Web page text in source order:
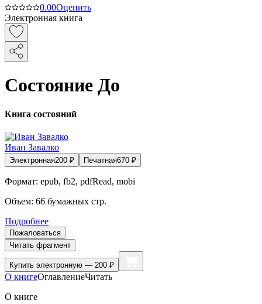
0.00Оценить
Электронная книга
Состояние До
Книга состояний
Иван Завалко
Электронная200 ₽ Печатная670 ₽
Формат: epub, fb2, pdfRead, mobi
Объем: 66 бумажных стр.
Подробнее
Пожаловаться
Читать фрагмент
Купить электронную — 200 ₽
О книгеОглавлениеЧитать
О книге